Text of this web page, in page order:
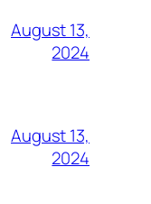
August 13,
2024
August 13,
2024